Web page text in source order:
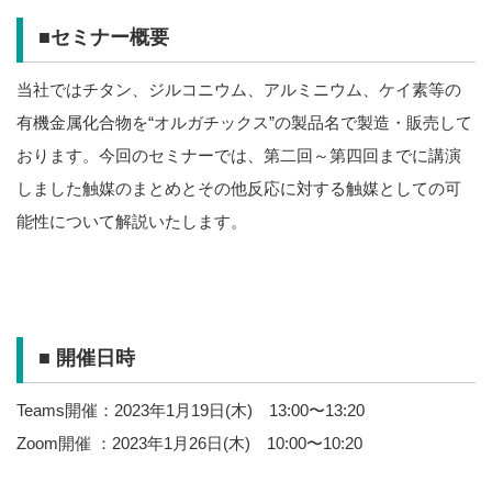
■セミナー概要
当社ではチタン、ジルコニウム、アルミニウム、ケイ素等の
有機金属化合物を“オルガチックス”の製品名で製造・販売して
おります。今回のセミナーでは、第二回～第四回までに講演
しました触媒のまとめとその他反応に対する触媒としての可
能性について解説いたします。
■ 開催日時
Teams開催：2023年1月19日(木) 13:00〜13:20
Zoom開催 ：2023年1月26日(木) 10:00〜10:20